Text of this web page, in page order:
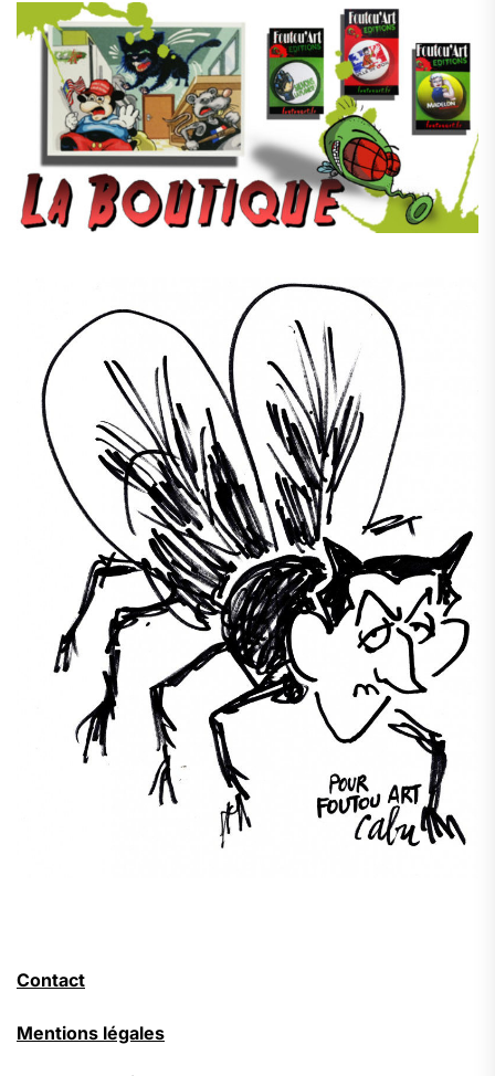
Contact
Mentions légales